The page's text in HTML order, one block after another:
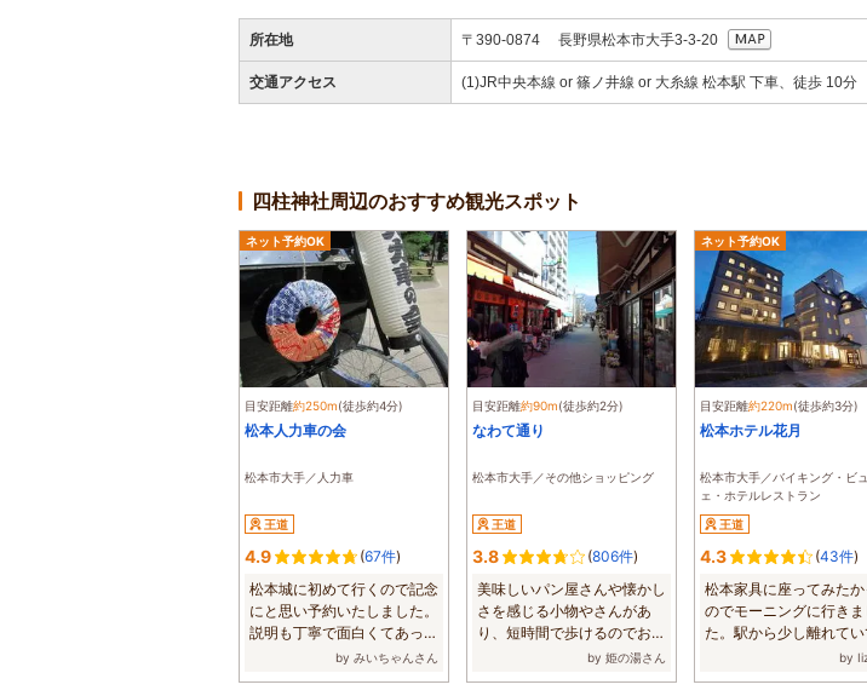
所在地 〒390-0874 長野県松本市大手3-3-20
交通アクセス
四柱神社周辺のおすすめ観光スポット
ネット予約OK
目安距離約250m(徒歩約4分)
松本人力車の会
松本市大手／人力車
王道
4.9 (67件)
松本城に初めて行くので記念
にと思い予約いたしました。
説明も丁寧で面白くてあっと
by みいちゃんさん
目安距離約90m(徒歩約2分)
なわて通り
松本市大手／その他ショッピング
王道
3.8 (806件)
美味しいパン屋さんや懐かし
さを感じる小物やさんがあ
り、短時間で歩けるのでお勧
めです。歴史を...by 姫の湯さん
ネット予約OK
目安距離約220m(徒歩約3分)
松本ホテル花月
松本市大手／バイキング・ビ
ェ・ホテルレストラン
王道
4.3 (43件)
松本家具に座ってみたか
のでモーニングに行きま
た。駅から少し離れてい
by